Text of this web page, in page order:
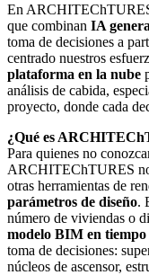
En
que combinan IA
toma de decisiones a
centrado nuestros
plataforma en la nube
análisis de cabida,
proyecto, donde cada
¿Qué es
Para quienes no
ARCHITEChTURES no
otras herramientas de
parámetros de diseño.
número de viviendas o
modelo BIM en
toma de decisiones:
núcleos de ascensor,